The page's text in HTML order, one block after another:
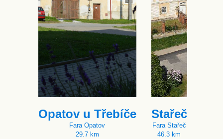
Opatov u Třebíče
Fara Opatov
29.7 km
Stařeč
Fara Stařeč
46.3 km